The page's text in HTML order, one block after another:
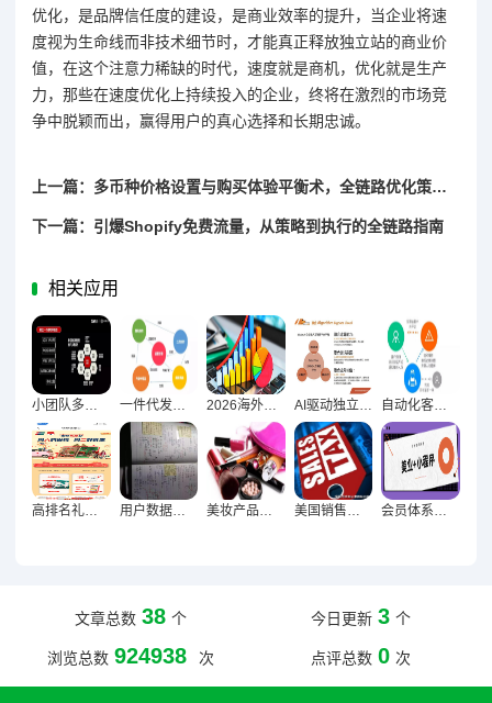
优化，是品牌信任度的建设，是商业效率的提升，当企业将速
度视为生命线而非技术细节时，才能真正释放独立站的商业价
值，在这个注意力稀缺的时代，速度就是商机，优化就是生产
力，那些在速度优化上持续投入的企业，终将在激烈的市场竞
争中脱颖而出，赢得用户的真心选择和长期忠诚。
上一篇：多币种价格设置与购买体验平衡术，全链路优化策略落地指南
下一篇：引爆Shopify免费流量，从策略到执行的全链路指南
相关应用
一件代发模式长期可行性深度解析与未来趋势探讨
高排名礼品指南文章撰写策略与技巧深度解析 用户数据过度收集，便利背后的风险与应对之道 美妆产品出口前十大核心检查事项全解析 美国销售税新手卖家合规入门，12个必知税务基础搭建指南 会员体系驱动海外店铺用户沉淀的深度策略解析
文章总数 38 个 今日更新 3 个
浏览总数 924938 次 点评总数 0 次